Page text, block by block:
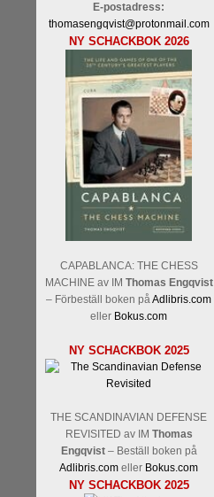
E-postadress:
thomasengqvist@protonmail.com
NY SCHACKBOK 2026
CAPABLANCA: THE CHESS
MACHINE av IM Thomas Engqvist
– Förbeställ boken påAdlibris.com
eller Bokus.com
NY SCHACKBOK 2025
THE SCANDINAVIAN DEFENSE
REVISITED av IM Thomas
Engqvist– Beställ boken på
Adlibris.com eller Bokus.com
NY SCHACKBOK 2025